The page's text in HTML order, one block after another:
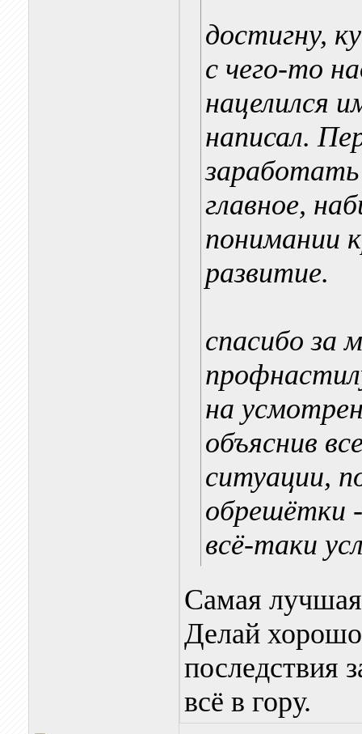
достигну,
с чего-то
нацелился
написал.
главное,
понимании
развитие.
спасибо за
на
объяснив
ситуации,
обрешётки
всё-таки
Самая
Делай
последствия
всё в гору.